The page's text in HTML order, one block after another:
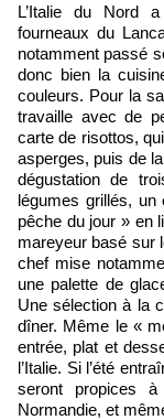
L’Italie du Nord a inspiré le chef Sébastien Giroud. Aux
fourneaux du
notamment passé
donc bien la
couleurs. Pour la
travaille avec de
carte de risottos,
asperges, puis de
dégustation de
légumes grillés,
pêche du jour » en
mareyeur basé sur
chef mise
une palette de
Une sélection à la
dîner. Même le «
entrée, plat et
l’Italie. Si l’été
seront propices
Normandie, et